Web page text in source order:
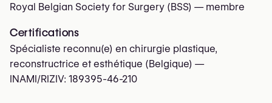
Royal Belgian Society for Surgery (BSS) — membre
Certifications
Spécialiste reconnu(e) en chirurgie plastique,
reconstructrice et esthétique (Belgique) —
INAMI/RIZIV: 189395-46-210